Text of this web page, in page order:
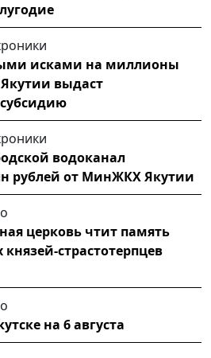
исками на миллионы
выдаст
водоканал
рублей от МинЖКХ Якутии
церковь чтит память
страстотерпцев
на 6 августа